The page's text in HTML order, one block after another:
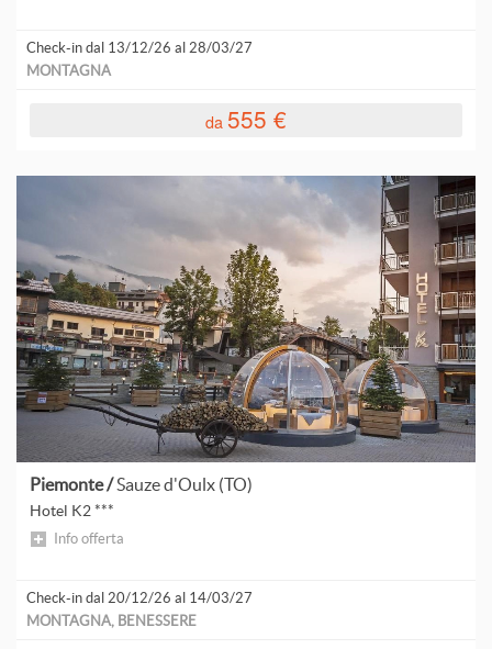
Check-in dal 13/12/26 al 28/03/27
MONTAGNA
da 555 €
Piemonte /Sauze d'Oulx (TO)
Hotel K2 ***
Info offerta
Check-in dal 20/12/26 al 14/03/27
MONTAGNA, BENESSERE